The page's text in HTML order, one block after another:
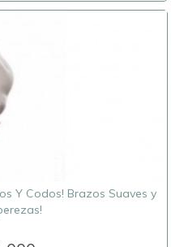
Y Codos! Brazos Suaves y